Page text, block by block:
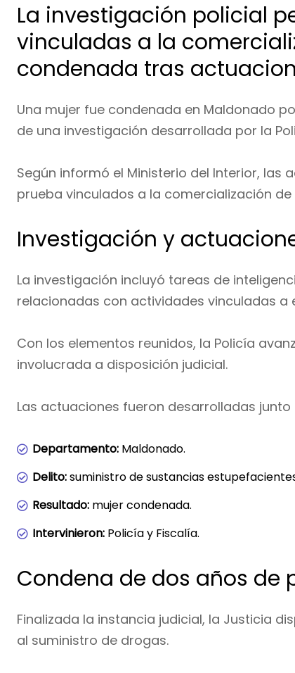
La investigación policial
vinculadas a la
condenada tras
Una mujer fue condenada en Maldonado
de una investigación desarrollada por la
Según informó el Ministerio del Interior,
prueba vinculados a la comercialización
Investigación y
La investigación incluyó tareas de
relacionadas con actividades vinculadas a
Con los elementos reunidos, la Policía
involucrada a disposición judicial.
Las actuaciones fueron desarrolladas
Departamento: Maldonado.
Delito:suministro de sustancias
Resultado: mujer condenada.
Intervinieron: Policía y Fiscalía.
Condena de dos años de
Finalizada la instancia judicial, la Justicia
al suministro de drogas.